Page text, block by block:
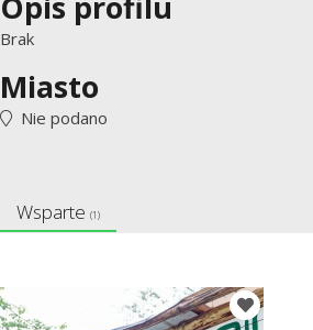
Brak
Miasto
Nie podano
Wsparte (1)